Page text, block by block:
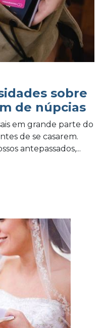
sobre
de núpcias
em grande parte do
de se casarem.
antepassados,...